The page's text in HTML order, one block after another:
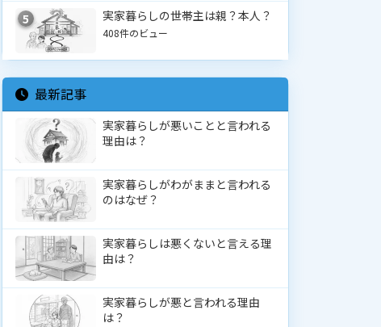
5 実家暮らしの世帯主は親？本人？
408件のビュー
最新記事
実家暮らしが悪いことと言われる
理由は？
実家暮らしがわがままと言われる
のはなぜ？
実家暮らしは悪くないと言える理
由は？
実家暮らしが悪と言われる理由
は？